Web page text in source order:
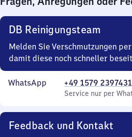
0
Uhr
DB Reinigungsteam
Melden Sie Verschmutzungen
damit diese noch schneller
WhatsApp +49 1579 2397431
Service nur per
Feedback und Kontakt